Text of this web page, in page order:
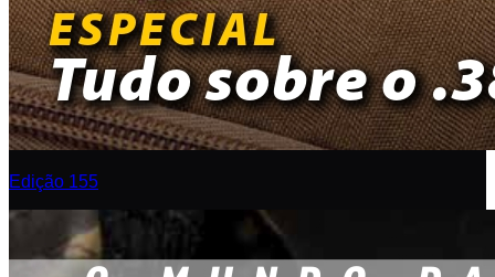
Edição 155